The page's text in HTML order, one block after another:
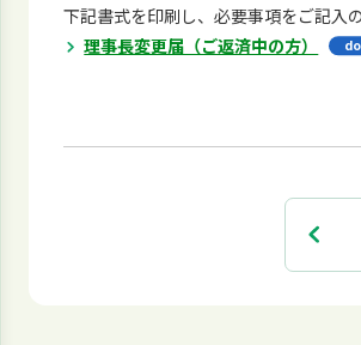
下記書式を印刷し、必要事項をご記入
理事長変更届（ご返済中の方）